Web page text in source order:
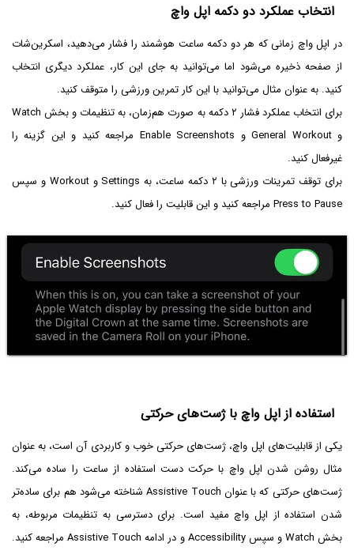
انتخاب عملکرد دو دکمه اپل واچ
در اپل واچ زمانی که هر دو دکمه ساعت هوشمند را فشار می‌دهید، اسکرین‌شات
از صفحه ذخیره می‌شود اما می‌توانید به جای این کار، عملکرد دیگری انتخاب
کنید. به عنوان مثال می‌توانید با این کار تمرین ورزشی را متوقف کنید.
برای انتخاب عملکرد فشار ۲ دکمه به صورت هم‌زمان، به تنظیمات و بخش Watch
و General Workout و Enable Screenshots مراجعه کنید و این گزینه را
غیرفعال کنید.
برای توقف تمرینات ورزشی با ۲ دکمه ساعت، به Settings و Workout و سپس
Press to Pause مراجعه کنید و این قابلیت را فعال کنید.
استفاده از اپل واچ با ژست‌های حرکتی
یکی از قابلیت‌های اپل واچ، ژست‌های حرکتی خوب و کاربردی آن است، به عنوان
مثال روشن شدن اپل واچ با حرکت دست استفاده از ساعت را ساده می‌کند.
ژست‌های حرکتی که با عنوان Assistive Touch شناخته می‌شود هم برای ساده‌تر
شدن استفاده از اپل واچ مفید است. برای دسترسی به تنظیمات مربوطه، به
بخش Watch و سپس Accessibility و در ادامه Assistive Touch مراجعه کنید.